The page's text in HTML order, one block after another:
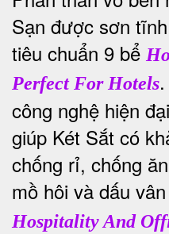
Sạn được sơn
tiêu chuẩn 9 bể
Perfect For Hotels
công nghệ hiện
giúp Két Sắt có
chống rỉ, chống
mồ hôi và dấu
Hospitality And